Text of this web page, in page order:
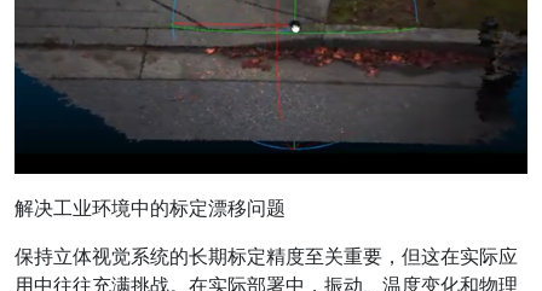
解决工业环境中的标定漂移问题
保持立体视觉系统的长期标定精度至关重要，但这在实际应
用中往往充满挑战。在实际部署中，振动、温度变化和物理